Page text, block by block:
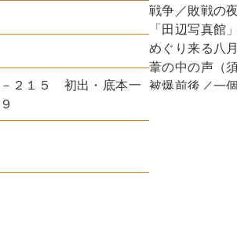
２１５ 初出・底本一
戦争／敗戦の
「田辺写真館
めぐり来る八
葦の中の声（
被爆前後／一